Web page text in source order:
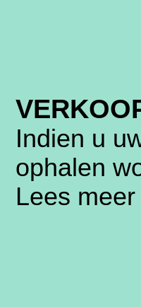
Indien u
ophalen
Lees